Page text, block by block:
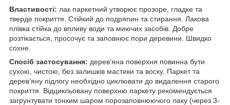
Властивості: лак паркетний утворює прозоре, гладке та
тверде покриття. Стійкий до подряпин та стирання. Лакова
плівка стійка до впливу води та миючих засобів. Добре
розтікається, просочує та заповнює пори деревини. Швидко
сохне.
Спосіб застосування: дерев’яна поверхня повинна бути
сухою, чистою, без залишків мастики та воску. Паркет та
дерев’яну підлогу необхідно циклювати до видалення старого
покриття. Відцикльовану поверхню паркету рекомендується
загрунтувати тонким шаром порозаповнюючого лаку (через 3-